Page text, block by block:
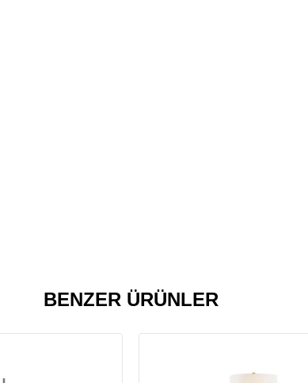
BENZER ÜRÜNLER